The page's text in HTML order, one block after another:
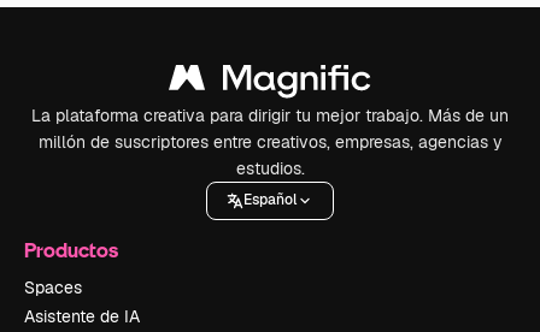
La plataforma creativa para dirigir tu mejor trabajo. Más de un
millón de suscriptores entre creativos, empresas, agencias y
estudios.
Español
Productos
Spaces
Asistente de IA